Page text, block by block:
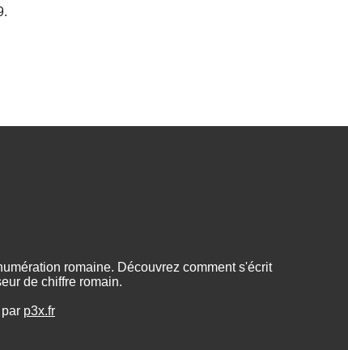
romaine. Découvrez comment s'écrit
de chiffre romain.
p3x.fr